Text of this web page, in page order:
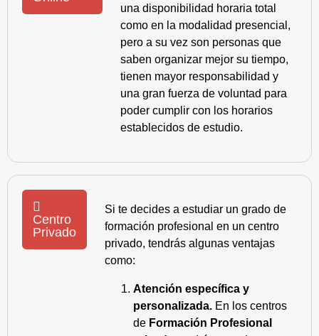
una disponibilidad horaria total
como en la modalidad presencial,
pero a su vez son personas que
saben organizar mejor su tiempo,
tienen mayor responsabilidad y
una gran fuerza de voluntad para
poder cumplir con los horarios
establecidos de estudio.
Centro
Privado
Si te decides a estudiar un grado de
formación profesional en un centro
privado, tendrás algunas ventajas
como:
Atención específica y
personalizada. En los centros
de Formación Profesional